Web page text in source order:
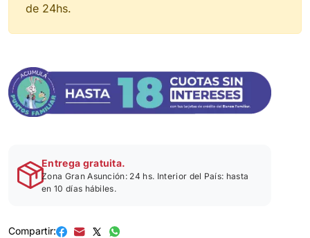
de 24hs.
Entrega gratuita.
Zona Gran Asunción: 24 hs. Interior del País: hasta
en 10 días hábiles.
Compartir: